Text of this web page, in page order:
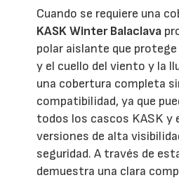
Cuando se requiere una
KASK Winter Balaclava
polar aislante que protege
y el cuello del viento y la
una cobertura completa
compatibilidad, ya que
todos los cascos KASK y
versiones de alta
seguridad. A través de
demuestra una clara